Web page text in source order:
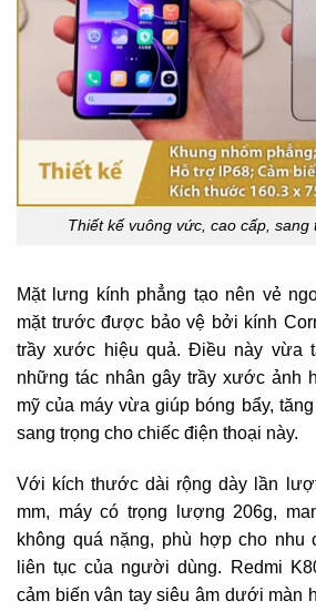
Thiết kế vuông vức, cao cấp, sang
Mặt lưng kính phẳng tạo nên vẻ
mặt trước được bảo vệ bởi kính
trầy xước hiệu quả. Điều này vừa
những tác nhân gây trầy xước ảnh
mỹ của máy vừa giúp bóng bẩy,
sang trọng cho chiếc điện thoại này.
Với kích thước dài rộng dày lần
mm, máy có trọng lượng 206g,
không quá nặng, phù hợp cho nhu
liên tục của người dùng. Redmi
cảm biến vân tay siêu âm dưới màn